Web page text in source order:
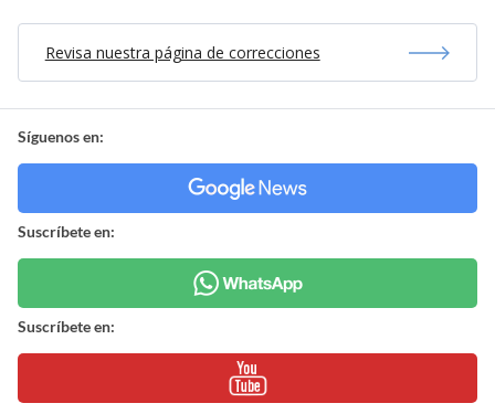
Revisa nuestra página de correcciones
Síguenos en:
Suscríbete en:
Suscríbete en: